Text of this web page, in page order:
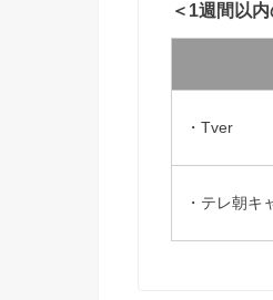
＜1週間以
・Tver
・テレ朝キ